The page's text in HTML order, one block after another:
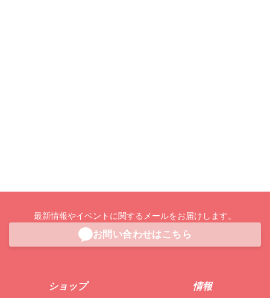
最新情報やイベントに関するメールをお届けします。
お問い合わせはこちら
ショップ 情報